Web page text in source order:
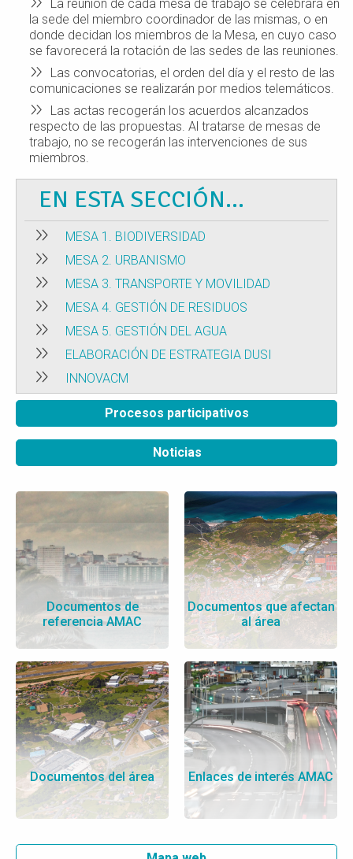
La reunión de cada mesa de trabajo se celebrará en
la sede del miembro coordinador de las mismas, o en
donde decidan los miembros de la Mesa, en cuyo caso
se favorecerá la rotación de las sedes de las reuniones.
Las convocatorias, el orden del día y el resto de las
comunicaciones se realizarán por medios telemáticos.
Las actas recogerán los acuerdos alcanzados
respecto de las propuestas. Al tratarse de mesas de
trabajo, no se recogerán las intervenciones de sus
miembros.
EN ESTA SECCIÓN...
MESA 1. BIODIVERSIDAD
MESA 2. URBANISMO
MESA 3. TRANSPORTE Y MOVILIDAD
MESA 4. GESTIÓN DE RESIDUOS
MESA 5. GESTIÓN DEL AGUA
ELABORACIÓN DE ESTRATEGIA DUSI
INNOVACM
Procesos participativos
Noticias
Documentos de
referencia AMAC
Documentos que afectan
al área
Documentos del área Enlaces de interés AMAC